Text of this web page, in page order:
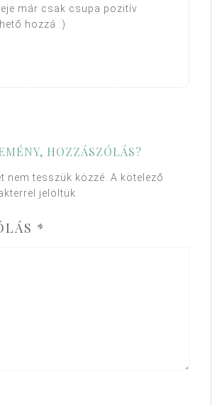
már csak csupa pozitív
hozzá :)
HOZZÁSZÓLÁS?
nem tesszük közzé. A kötelező
jelöltük
*